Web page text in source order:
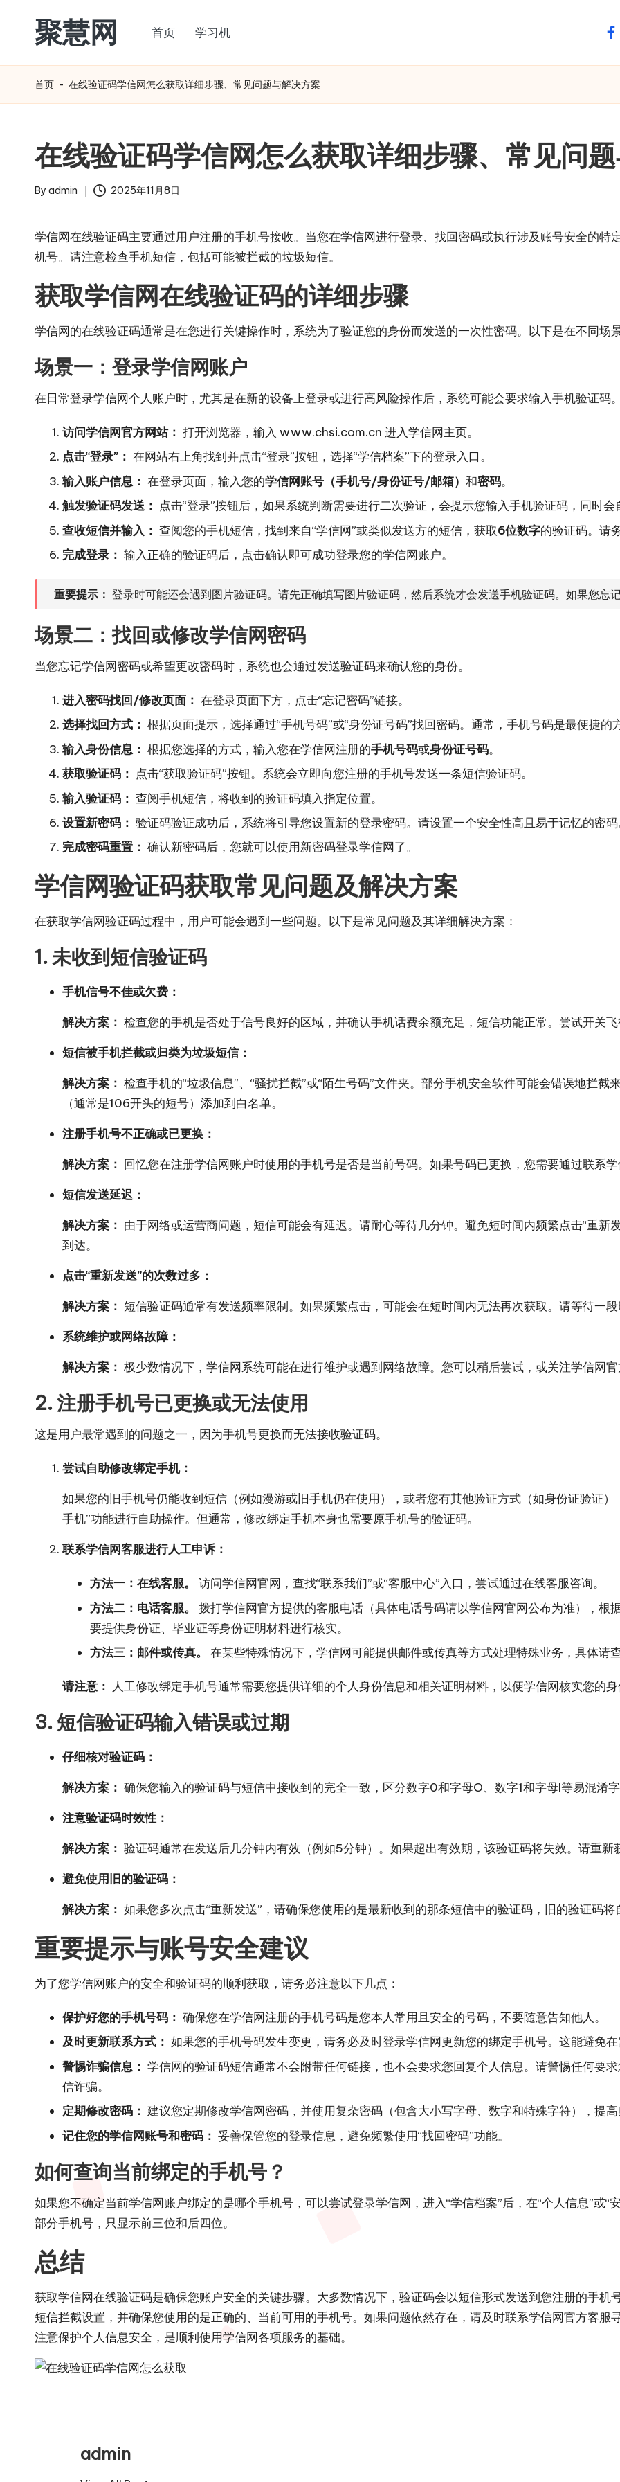
content
聚慧网 首页 学习机
首页 - 在线验证码学信网怎么获取详细步骤、常见问题与解决方案
在线验证码学信网怎么获取详细步骤、常见问
Posted
By admin 2025年11月8日
学信网在线验证码主要通过用户注册的手机号接收。当您在学信网进行登录、找回密码或执行涉及账号安全的
机号。请注意检查手机短信，包括可能被拦截的垃圾短信。
获取学信网在线验证码的详细步骤
学信网的在线验证码通常是在您进行关键操作时，系统为了验证您的身份而发送的一次性密码。以下是在不同场
场景一：登录学信网账户
在日常登录学信网个人账户时，尤其是在新的设备上登录或进行高风险操作后，系统可能会要求输入手机验证码。
访问学信网官方网站： 打开浏览器，输入 www.chsi.com.cn 进入学信网主页。
点击“登录”： 在网站右上角找到并点击“登录”按钮，选择“学信档案”下的登录入口。
输入账户信息： 在登录页面，输入您的学信网账号（手机号/身份证号/邮箱） 和密码。
触发验证码发送： 点击“登录”按钮后，如果系统判断需要进行二次验证，会提示您输入手机验证码，同时会
查收短信并输入： 查阅您的手机短信，找到来自“学信网”或类似发送方的短信，获取6位数字的验证码。请
完成登录： 输入正确的验证码后，点击确认即可成功登录您的学信网账户。
重要提示： 登录时可能还会遇到图片验证码。请先正确填写图片验证码，然后系统才会发送手机验证码。如果您忘
场景二：找回或修改学信网密码
当您忘记学信网密码或希望更改密码时，系统也会通过发送验证码来确认您的身份。
进入密码找回/修改页面： 在登录页面下方，点击“忘记密码”链接。
选择找回方式： 根据页面提示，选择通过“手机号码”或“身份证号码”找回密码。通常，手机号码是最便捷的
输入身份信息： 根据您选择的方式，输入您在学信网注册的手机号码或身份证号码。
获取验证码： 点击“获取验证码”按钮。系统会立即向您注册的手机号发送一条短信验证码。
输入验证码： 查阅手机短信，将收到的验证码填入指定位置。
设置新密码： 验证码验证成功后，系统将引导您设置新的登录密码。请设置一个安全性高且易于记忆的密码
完成密码重置： 确认新密码后，您就可以使用新密码登录学信网了。
学信网验证码获取常见问题及解决方案
在获取学信网验证码过程中，用户可能会遇到一些问题。以下是常见问题及其详细解决方案：
1. 未收到短信验证码
手机信号不佳或欠费：
解决方案： 检查您的手机是否处于信号良好的区域，并确认手机话费余额充足，短信功能正常。尝试开关飞
短信被手机拦截或归类为垃圾短信：
解决方案： 检查手机的“垃圾信息”、“骚扰拦截”或“陌生号码”文件夹。部分手机安全软件可能会错误地拦
（通常是106开头的短号）添加到白名单。
注册手机号不正确或已更换：
解决方案： 回忆您在注册学信网账户时使用的手机号是否是当前号码。如果号码已更换，您需要通过联系
短信发送延迟：
解决方案： 由于网络或运营商问题，短信可能会有延迟。请耐心等待几分钟。避免短时间内频繁点击“重新
到达。
点击“重新发送”的次数过多：
解决方案： 短信验证码通常有发送频率限制。如果频繁点击，可能会在短时间内无法再次获取。请等待一
系统维护或网络故障：
解决方案： 极少数情况下，学信网系统可能在进行维护或遇到网络故障。您可以稍后尝试，或关注学信网官
2. 注册手机号已更换或无法使用
这是用户最常遇到的问题之一，因为手机号更换而无法接收验证码。
尝试自助修改绑定手机：
如果您的旧手机号仍能收到短信（例如漫游或旧手机仍在使用），或者您有其他验证方式（如身份证验证）
手机”功能进行自助操作。但通常，修改绑定手机本身也需要原手机号的验证码。
联系学信网客服进行人工申诉：
方法一：在线客服。
访问学信网官网，查找“联系我们”或“客服中心”入口，尝试通过在线客服咨询。
方法二：电话客服。
拨打学信网官方提供的客服电话（具体电话号码请以学信网官网公布为准），根
要提供身份证、毕业证等身份证明材料进行核实。
方法三：邮件或传真。
在某些特殊情况下，学信网可能提供邮件或传真等方式处理特殊业务，具体请查
请注意： 人工修改绑定手机号通常需要您提供详细的个人身份信息和相关证明材料，以便学信网核实您的
3. 短信验证码输入错误或过期
仔细核对验证码：
解决方案： 确保您输入的验证码与短信中接收到的完全一致，区分数字0和字母O、数字1和字母l等易混淆字
注意验证码时效性：
解决方案： 验证码通常在发送后几分钟内有效（例如5分钟）。如果超出有效期，该验证码将失效。请重新
避免使用旧的验证码：
解决方案： 如果您多次点击“重新发送”，请确保您使用的是最新收到的那条短信中的验证码，旧的验证码将
重要提示与账号安全建议
为了您学信网账户的安全和验证码的顺利获取，请务必注意以下几点：
保护好您的手机号码： 确保您在学信网注册的手机号码是您本人常用且安全的号码，不要随意告知他人。
及时更新联系方式： 如果您的手机号码发生变更，请务必及时登录学信网更新您的绑定手机号。这能避免在
警惕诈骗信息： 学信网的验证码短信通常不会附带任何链接，也不会要求您回复个人信息。请警惕任何要
信诈骗。
定期修改密码： 建议您定期修改学信网密码，并使用复杂密码（包含大小写字母、数字和特殊字符），提高
记住您的学信网账号和密码： 妥善保管您的登录信息，避免频繁使用“找回密码”功能。
如何查询当前绑定的手机号？
如果您不确定当前学信网账户绑定的是哪个手机号，可以尝试登录学信网，进入“学信档案”后，在“个人信息”或
部分手机号，只显示前三位和后四位。
总结
获取学信网在线验证码是确保您账户安全的关键步骤。大多数情况下，验证码会以短信形式发送到您注册的手机
短信拦截设置，并确保您使用的是正确的、当前可用的手机号。如果问题依然存在，请及时联系学信网官方客服
注意保护个人信息安全，是顺利使用学信网各项服务的基础。
admin